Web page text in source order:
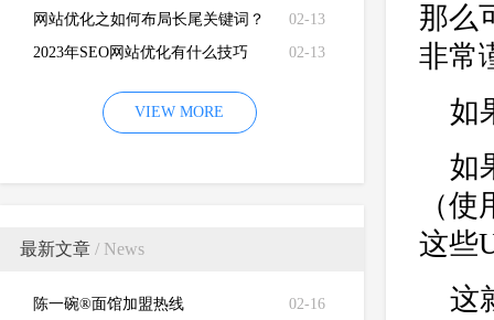
02-13
网站优化之如何布局长尾关键词？
02-13
2023年SEO网站优化有什么技巧
VIEW MORE
最新文章 / News
02-16
陈一碗®面馆加盟热线
那么
非常
如
如
（
这些
这